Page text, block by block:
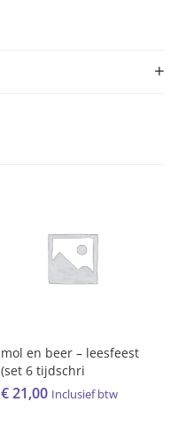
mol en beer – leesfeest
(set 6 tijdschri
€21,00 Inclusief btw